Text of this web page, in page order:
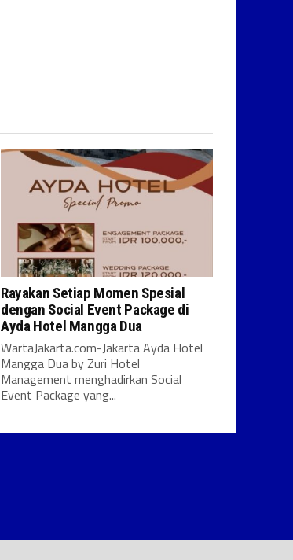
Rayakan Setiap Momen Spesial
dengan Social Event Package di
Ayda Hotel Mangga Dua
WartaJakarta.com-Jakarta Ayda Hotel
Mangga Dua by Zuri Hotel
Management menghadirkan Social
Event Package yang...